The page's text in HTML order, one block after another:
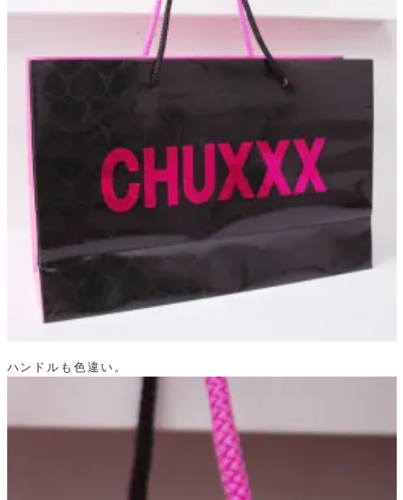
ハンドルも色違い。